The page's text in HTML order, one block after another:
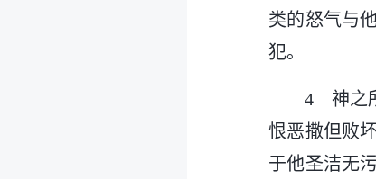
类的怒气与
犯。
4 神之
恨恶撒但败
于他圣洁无